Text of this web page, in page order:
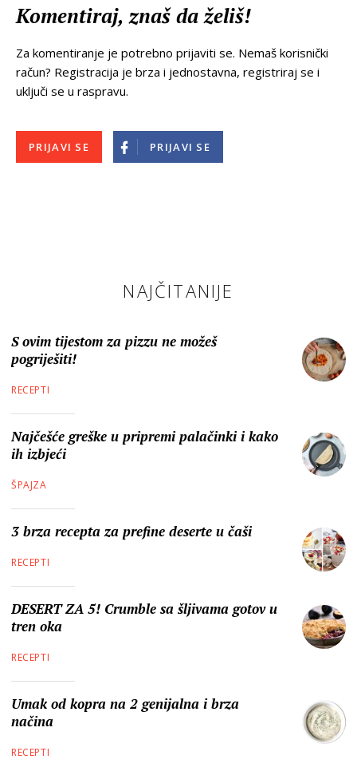
Komentiraj, znaš da želiš!
Za komentiranje je potrebno prijaviti se. Nemaš korisnički
račun? Registracija je brza i jednostavna, registriraj se i
uključi se u raspravu.
PRIJAVI SE PRIJAVI SE
NAJČITANIJE
S ovim tijestom za pizzu ne možeš
pogriješiti!
RECEPTI
Najčešće greške u pripremi palačinki i kako
ih izbjeći
ŠPAJZA
3 brza recepta za prefine deserte u čaši
RECEPTI
DESERT ZA 5! Crumble sa šljivama gotov u
tren oka
RECEPTI
Umak od kopra na 2 genijalna i brza
načina
RECEPTI